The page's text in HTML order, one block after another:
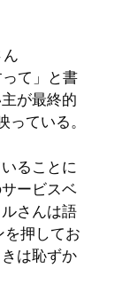
て」と書
が最終的
ている。
ることに
ービスベ
さんは語
を押してお
は恥ずか